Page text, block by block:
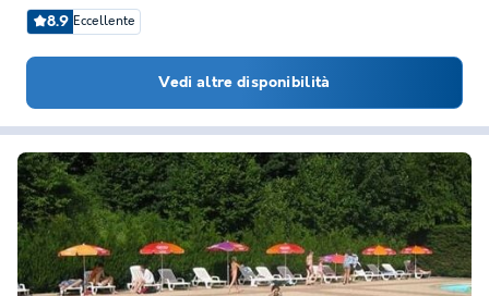
8.9 Eccellente
Vedi altre disponibilità